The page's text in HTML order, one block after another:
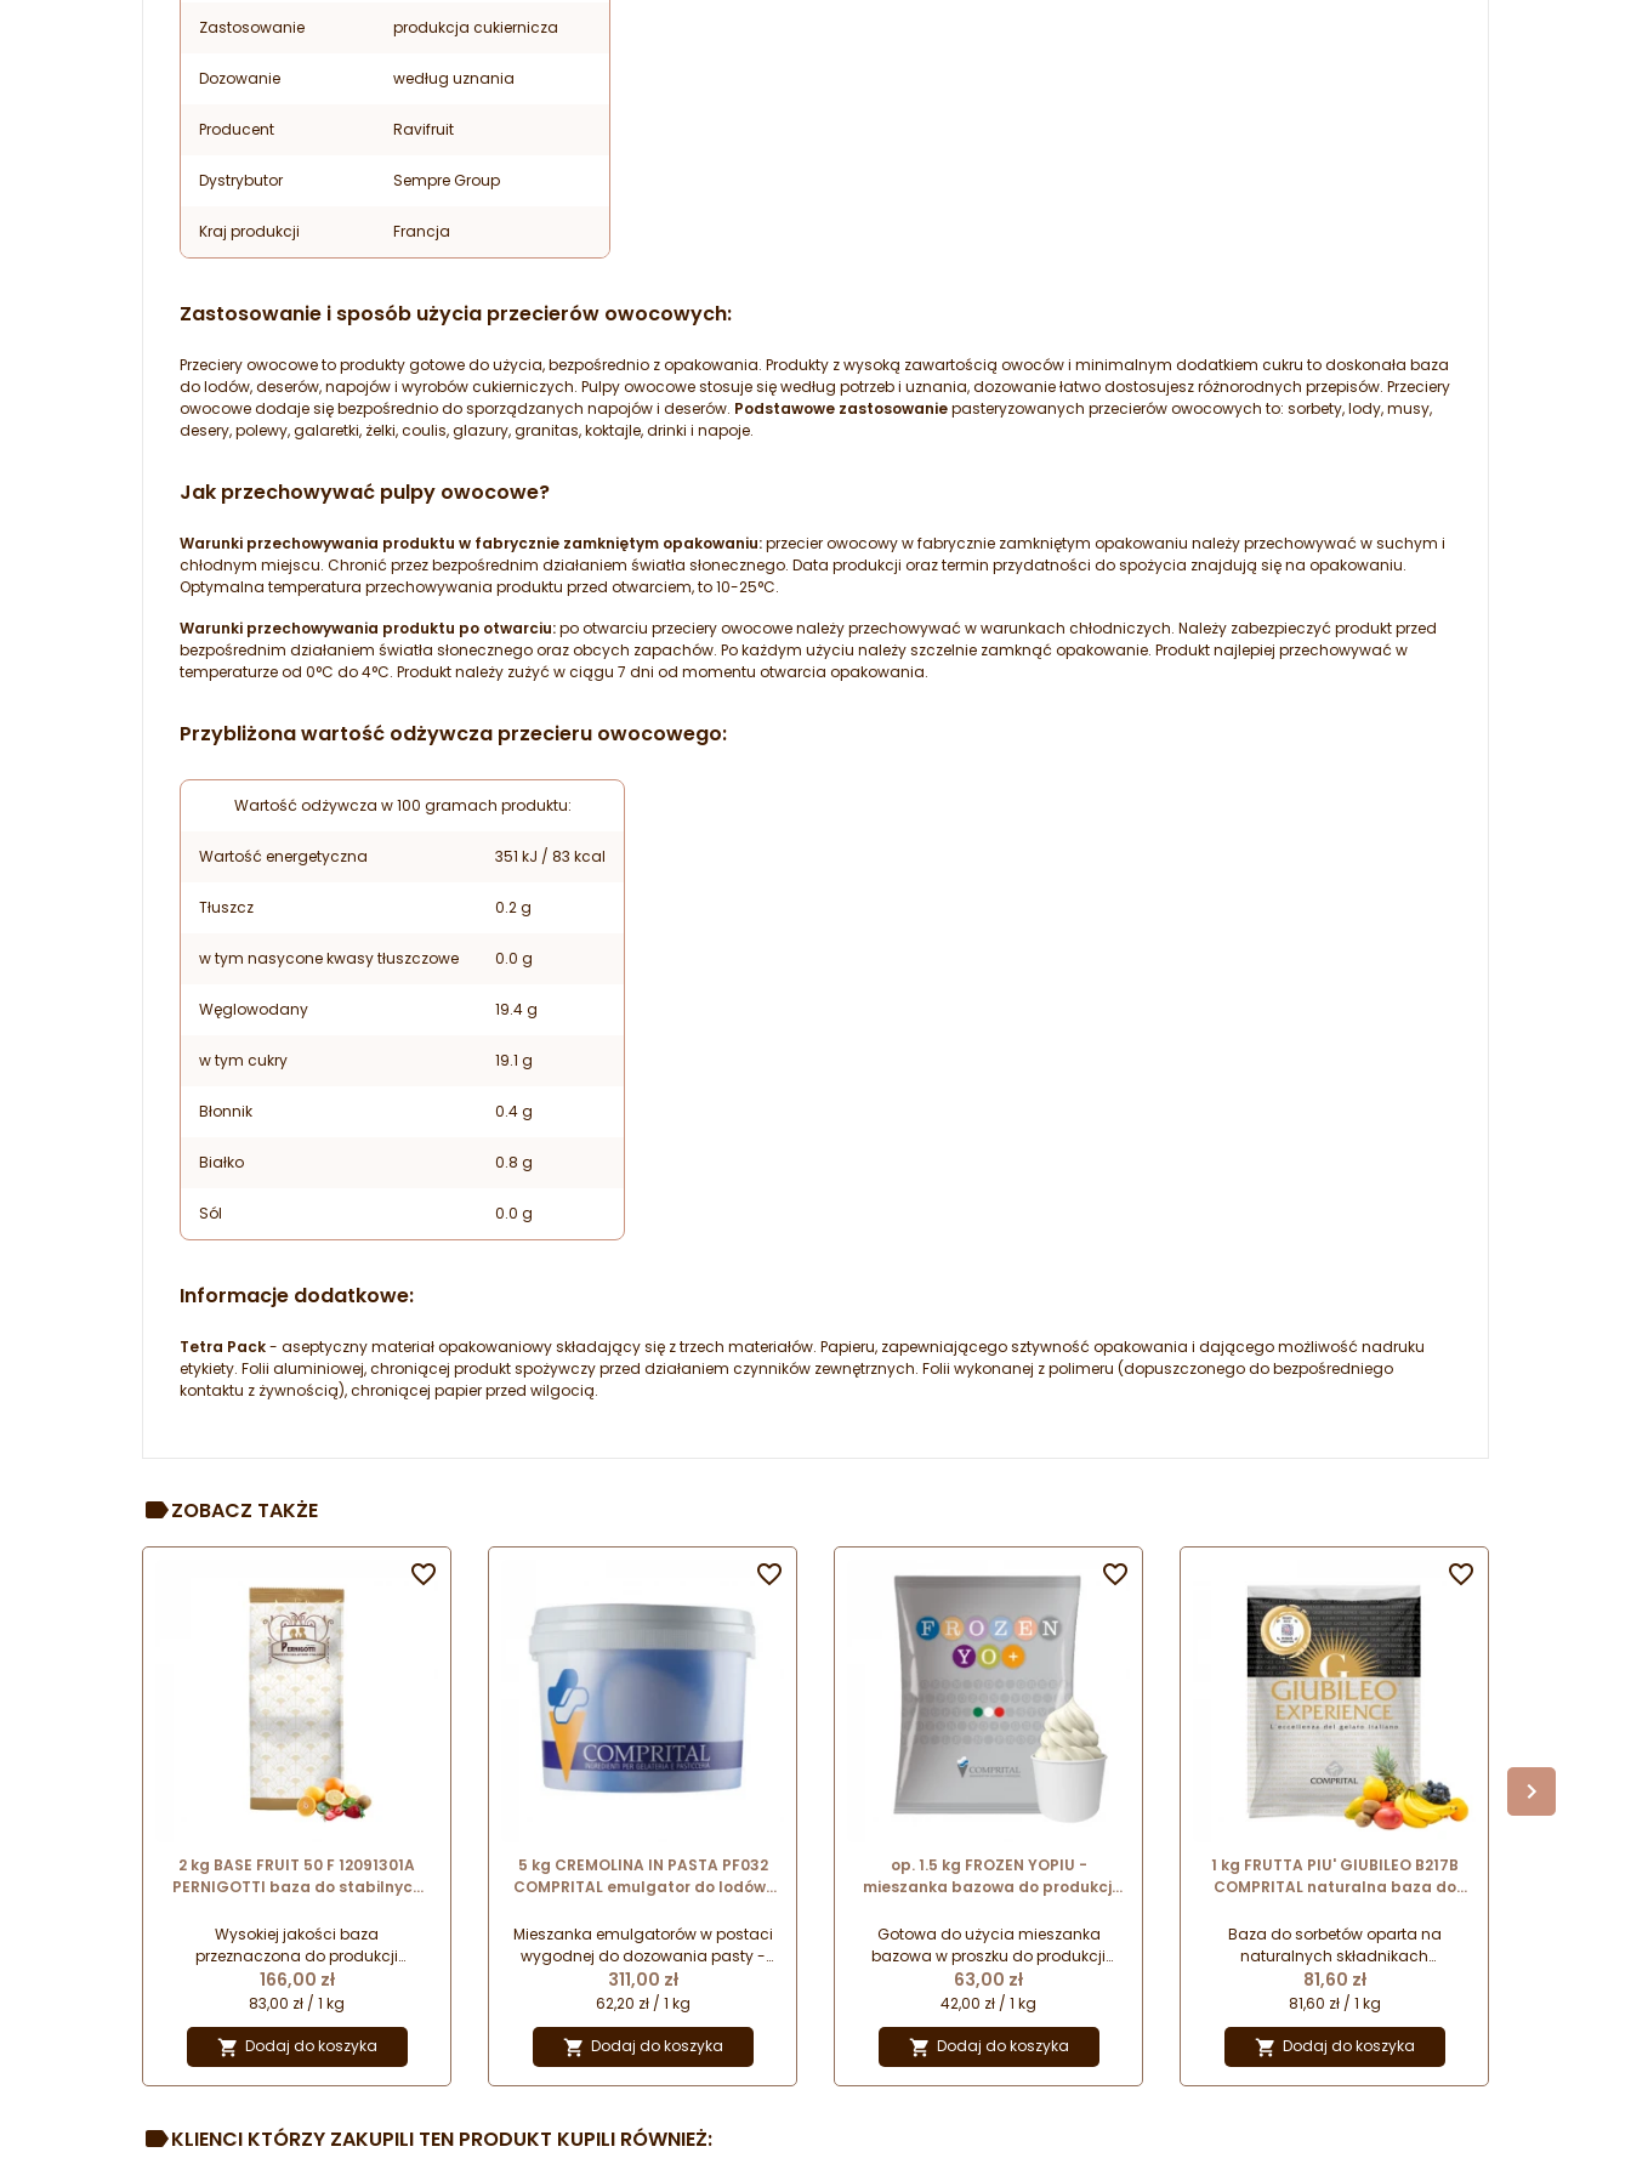
Zastosowanie produkcja cukiernicza
Dozowanie według uznania
Producent Ravifruit
Dystrybutor Sempre Group
Kraj produkcji Francja
Zastosowanie i sposób użycia przecierów owocowych:
Przeciery owocowe to produkty gotowe do użycia, bezpośrednio z opakowania. Produkty z wysoką zawartością owoców i minimalnym dodatkiem cukru to doskonała baza
do lodów, deserów, napojów i wyrobów cukierniczych. Pulpy owocowe stosuje się według potrzeb i uznania, dozowanie łatwo dostosujesz różnorodnych przepisów. Przeciery
owocowe dodaje się bezpośrednio do sporządzanych napojów i deserów. Podstawowe zastosowaniepasteryzowanych przecierów owocowych to: sorbety, lody, musy,
desery, polewy, galaretki, żelki, coulis, glazury, granitas, koktajle, drinki i napoje.
Jak przechowywać pulpy owocowe?
Warunki przechowywania produktu w fabrycznie zamkniętym opakowaniu:przecier owocowy w fabrycznie zamkniętym opakowaniu należy przechowywać w suchym i
chłodnym miejscu. Chronić przez bezpośrednim działaniem światła słonecznego. Data produkcji oraz termin przydatności do spożycia znajdują się na opakowaniu.
Optymalna temperatura przechowywania produktu przed otwarciem, to 10-25°C.
Warunki przechowywania produktu po otwarciu:po otwarciu przeciery owocowe należy przechowywać w warunkach chłodniczych. Należy zabezpieczyć produkt przed
bezpośrednim działaniem światła słonecznego oraz obcych zapachów. Po każdym użyciu należy szczelnie zamknąć opakowanie. Produkt najlepiej przechowywać w
temperaturze od 0°C do 4°C. Produkt należy zużyć w ciągu 7 dni od momentu otwarcia opakowania.
Przybliżona wartość odżywcza przecieru owocowego:
Wartość odżywcza w 100 gramach produktu:
Wartość energetyczna 351 kJ / 83 kcal
Tłuszcz 0.2 g
w tym nasycone kwasy tłuszczowe 0.0 g
Węglowodany 19.4 g
w tym cukry 19.1 g
Błonnik 0.4 g
Białko 0.8 g
Sól 0.0 g
Informacje dodatkowe:
Tetra Pack- aseptyczny materiał opakowaniowy składający się z trzech materiałów. Papieru, zapewniającego sztywność opakowania i dającego możliwość nadruku
etykiety. Folii aluminiowej, chroniącej produkt spożywczy przed działaniem czynników zewnętrznych. Folii wykonanej z polimeru (dopuszczonego do bezpośredniego
kontaktu z żywnością), chroniącej papier przed wilgocią.
ZOBACZ TAKŻE
2 kg BASE FRUIT 50 F 12091301A
PERNIGOTTI baza do stabilnych
Wysokiej jakości baza
przeznaczona do produkcji
sorbetów owocowych na bazie
owoców lub z dodatkiem
skoncentrowanych past
owocowych. Pozwala uzyskać
sorbety o stabilnej strukturze i
kremowej konsystencji.
Cena
166,00 zł
83,00 zł / 1 kg
 Dodaj do koszyka

5 kg CREMOLINA IN PASTA PF032
COMPRITAL emulgator do lodów i
Mieszanka emulgatorów w postaci
wygodnej do dozowania pasty -
przeznaczona do lodów mlecznych,
lodów owocowych i sorbetów.
Doskonała rozpuszczalność w
procesie zimnym.
Cena
311,00 zł
62,20 zł / 1 kg
 Dodaj do koszyka

op. 1.5 kg FROZEN YOPIU -
mieszanka bazowa do produkcji
nr. kat. P654 Comprital
Gotowa do użycia mieszanka
bazowa w proszku do produkcji
jogurtu mrożonego z automatu.
Naturalny smak jogurtu
niskotłuszczowego z mocno
wyczuwalną kwaśną nutą.
Cena
63,00 zł
42,00 zł / 1 kg
 Dodaj do koszyka

1 kg FRUTTA PIU' GIUBILEO B217B
COMPRITAL naturalna baza do
stosowania na gorąco
Baza do sorbetów oparta na
naturalnych składnikach
pochodzenia roślinnego. Pozwala
na produkcję lodów wegańskich.
Przeznaczona do produkcji wysokiej
jakości lodów rzemieślniczych.
Cena
81,60 zł
81,60 zł / 1 kg
 Dodaj do koszyka

KLIENCI KTÓRZY ZAKUPILI TEN PRODUKT KUPILI RÓWNIEŻ: